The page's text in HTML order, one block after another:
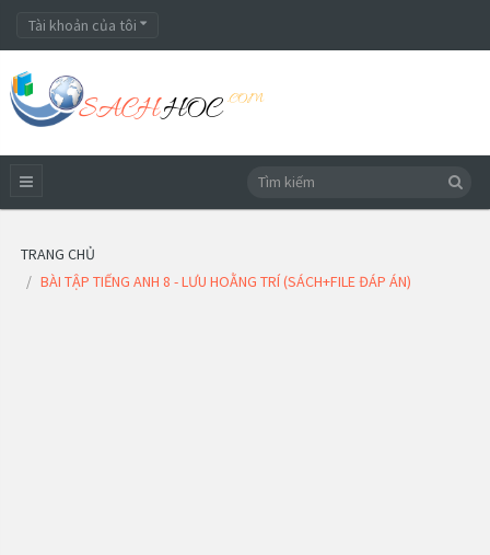
Tài khoản của tôi
TRANG CHỦ
BÀI TẬP TIẾNG ANH 8 - LƯU HOẰNG TRÍ (SÁCH+FILE ĐÁP ÁN)